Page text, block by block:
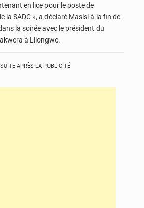
en lice pour le poste de
la SADC », a déclaré Masisi à la fin de
la soirée avec le président du
à Lilongwe.
APRÈS LA PUBLICITÉ